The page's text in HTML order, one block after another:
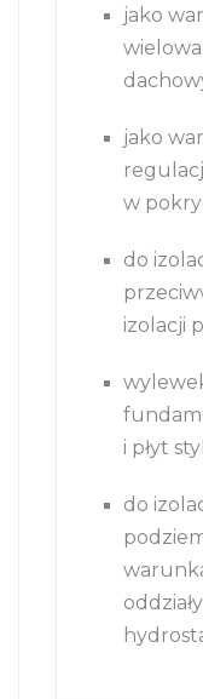
jako
jako
w
do
izolacji
i płyt
do